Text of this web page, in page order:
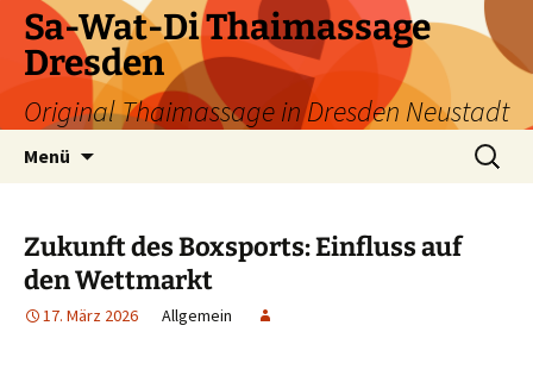
Zum
Inhalt
springen
Sa-Wat-Di Thaimassage
Dresden
Original Thaimassage in Dresden Neustadt
Menü
Suchen
nach:
Zukunft des Boxsports: Einfluss auf
den Wettmarkt
17. März 2026 Allgemein